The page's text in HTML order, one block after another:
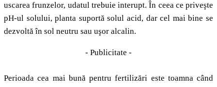
uscarea frunzelor, udatul trebuie interupt. În ceea ce priveşte
pH-ul solului, planta suportă solul acid, dar cel mai bine se
dezvoltă în sol neutru sau uşor alcalin.
- Publicitate -
Perioada cea mai bună pentru fertilizări este toamna când